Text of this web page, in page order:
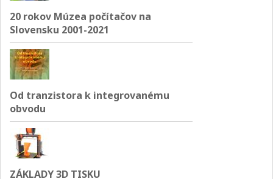
20 rokov Múzea počítačov na
Slovensku 2001-2021
Od tranzistora k integrovanému
obvodu
ZÁKLADY 3D TISKU